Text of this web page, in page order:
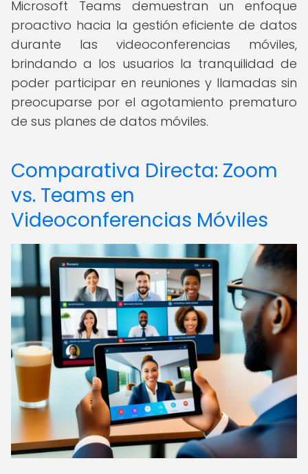
Microsoft Teams demuestran un enfoque
proactivo hacia la gestión eficiente de datos
durante las videoconferencias móviles,
brindando a los usuarios la tranquilidad de
poder participar en reuniones y llamadas sin
preocuparse por el agotamiento prematuro
de sus planes de datos móviles.
Comparativa Directa: Zoom
vs. Teams en
Videoconferencias Móviles